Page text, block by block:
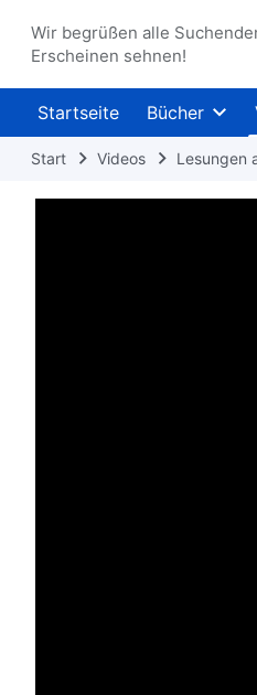
Wir begrüßen alle
Erscheinen sehnen!
Startseite Bücher
Start Videos Lesungen